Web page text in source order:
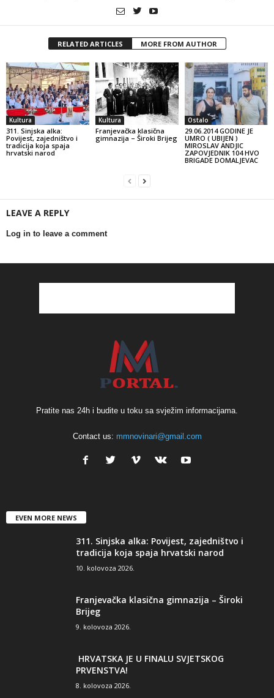
RELATED ARTICLES MORE FROM AUTHOR
Kultura
311. Sinjska alka:
Povijest, zajedništvo i
tradicija koja spaja
hrvatski narod
Kultura
Franjevačka klasična
gimnazija – Široki Brijeg
Ostalo
29.06.2014 GODINE JE
UMRO ( UBIJEN )
MIROSLAV ANDJIC
ZAPOVJEDNIK 104 HVO
BRIGADE DOMALJEVAC
LEAVE A REPLY
Log in to leave a comment
Pratite nas 24h i budite u toku sa svježim informacijama.
Contact us: mmnovinari@gmail.com
EVEN MORE NEWS
311. Sinjska alka: Povijest, zajedništvo i
tradicija koja spaja hrvatski narod
10. kolovoza 2026.
Franjevačka klasična gimnazija – Široki
Brijeg
9. kolovoza 2026.
HRVATSKA JE U FINALU SVJETSKOG
PRVENSTVA!
8. kolovoza 2026.